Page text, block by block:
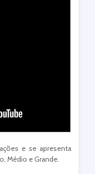
e se apresenta
Médio e Grande.